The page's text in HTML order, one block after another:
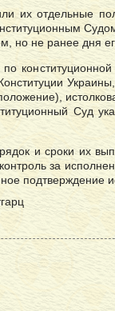
их отдельные
но не ранее дня
Cуд
и сроки их
за
подтверждение